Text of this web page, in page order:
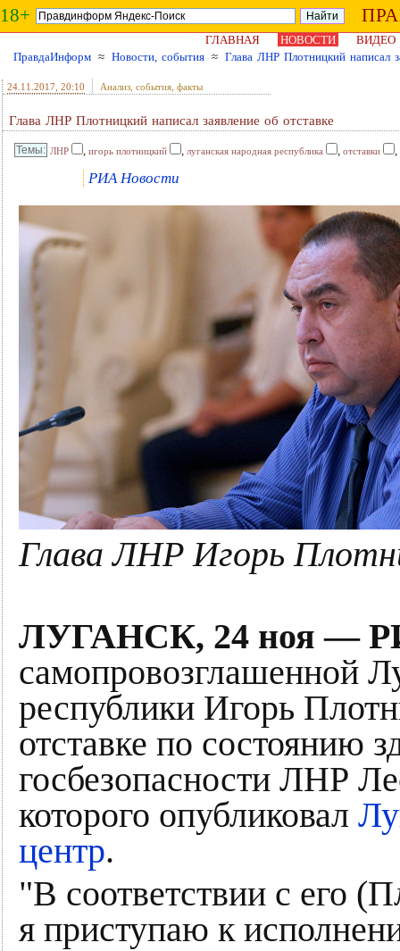
18+
ГЛАВНАЯ НОВОСТИ
ВИДЕО
ПравдаИнформ ≈ Новости, события ≈ Глава ЛНР Плотницкий написал
24.11.2017 , 20:10 Анализ, события, факты
Глава ЛНР Плотницкий написал заявление об отставке
ЛНР , игорь плотницкий , луганская народная республика , отставки ,
РИА Новости
Глава ЛНР Игорь
ЛУГАНСК, 24 ноя —
самопровозглашенной
республики Игорь
отставке по состоянию
госбезопасности ЛНР
которого опубликовал
центр.
"В соответствии с его
я приступаю к